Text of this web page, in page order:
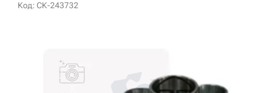
Код: СК-243732
sksale@skdst.ru